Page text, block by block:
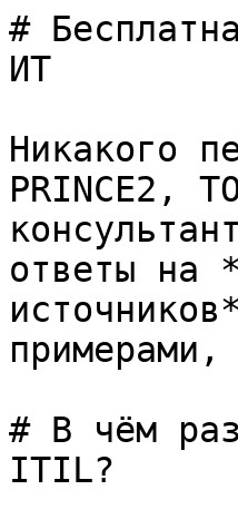
#
ИТ
Никакого
PRINCE2,
ответы на
примерами,
# В чём
ITIL?